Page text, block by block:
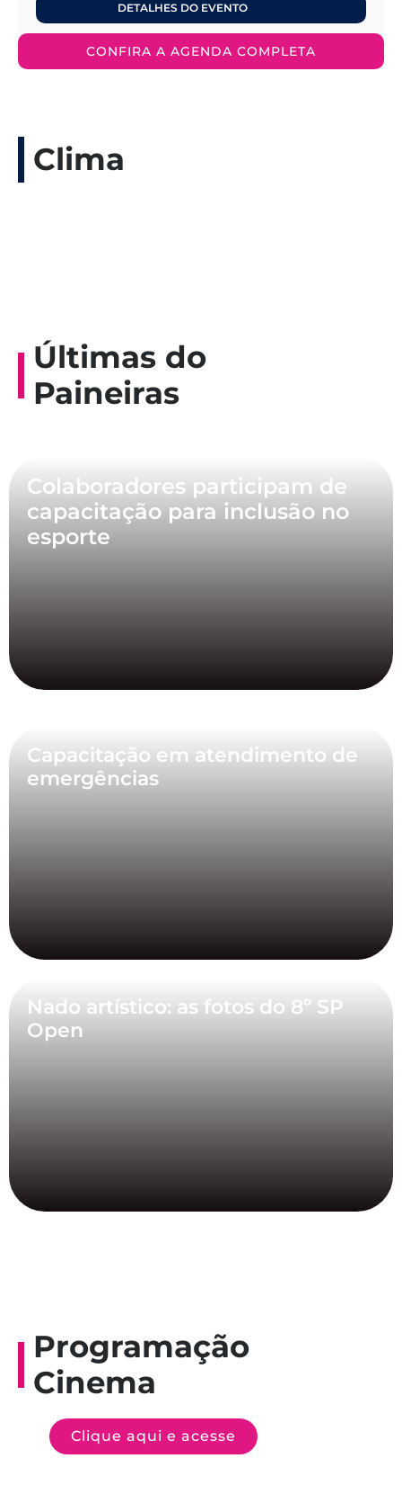
DETALHES DO EVENTO
CONFIRA A AGENDA COMPLETA
Clima
Últimas do
Paineiras
Colaboradores participam de
capacitação para inclusão no
esporte
Capacitação em atendimento de
emergências
Nado artístico: as fotos do 8º SP
Open
Programação
Cinema
Clique aqui e acesse